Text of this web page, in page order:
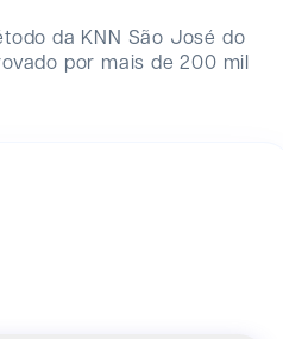
da KNN São José do
por mais de 200 mil